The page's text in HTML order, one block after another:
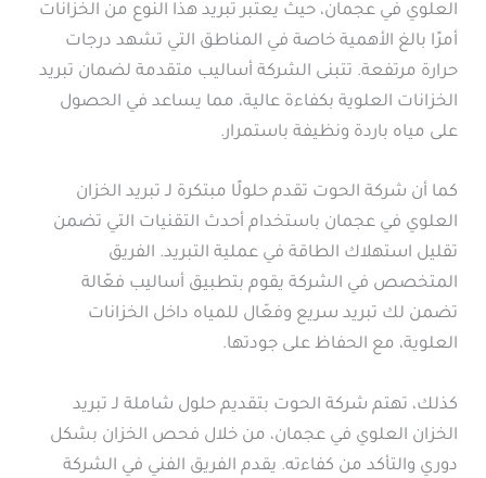
العلوي في عجمان، حيث يعتبر تبريد هذا النوع من الخزانات
أمرًا بالغ الأهمية خاصة في المناطق التي تشهد درجات
حرارة مرتفعة. تتبنى الشركة أساليب متقدمة لضمان تبريد
الخزانات العلوية بكفاءة عالية، مما يساعد في الحصول
على مياه باردة ونظيفة باستمرار.
كما أن شركة الحوت تقدم حلولًا مبتكرة لـ تبريد الخزان
العلوي في عجمان باستخدام أحدث التقنيات التي تضمن
تقليل استهلاك الطاقة في عملية التبريد. الفريق
المتخصص في الشركة يقوم بتطبيق أساليب فعّالة
تضمن لك تبريد سريع وفعّال للمياه داخل الخزانات
العلوية، مع الحفاظ على جودتها.
كذلك، تهتم شركة الحوت بتقديم حلول شاملة لـ تبريد
الخزان العلوي في عجمان، من خلال فحص الخزان بشكل
دوري والتأكد من كفاءته. يقدم الفريق الفني في الشركة